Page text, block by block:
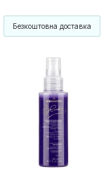
Безкоштовна доставка